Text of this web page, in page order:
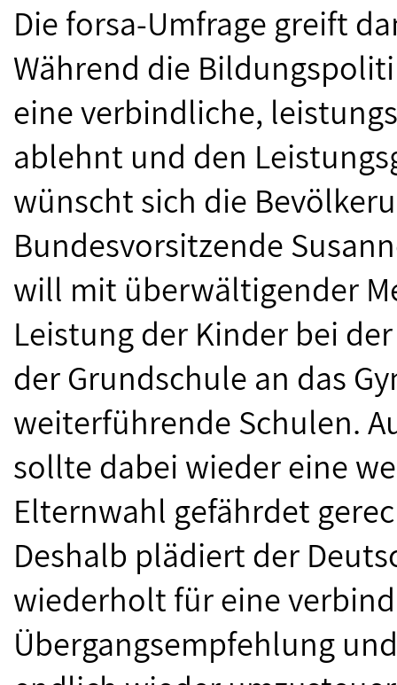
Die forsa-Umfrage greift
Während die
eine verbindliche,
ablehnt und den
wünscht sich die
Bundesvorsitzende
will mit überwältigender
Leistung der Kinder bei
der Grundschule an das
weiterführende Schulen.
sollte dabei wieder eine
Elternwahl gefährdet
Deshalb plädiert der
wiederholt für eine
Übergangsempfehlung